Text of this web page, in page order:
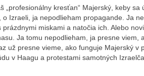
„profesionálny kresťan“ Majerský, keby
o Izraeli, ja nepodlieham propagande. Ja
prázdnymi miskami a natočia ich. Alebo
Ja tomu nepodlieham, ja presne viem,
už presne vieme, ako funguje Majerský v
v Haagu a protestami samotných